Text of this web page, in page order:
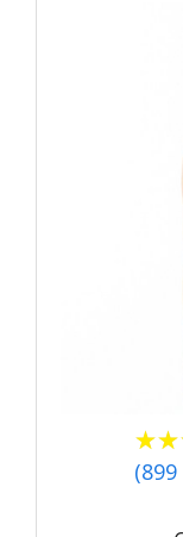
★★
★★
(899